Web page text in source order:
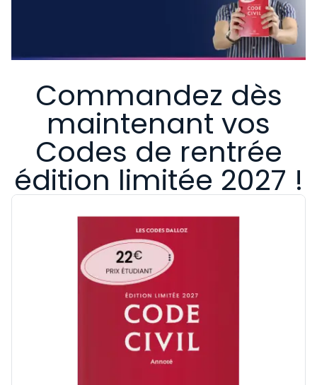
Commandez dès
maintenant vos
Codes de rentrée
édition limitée 2027 !